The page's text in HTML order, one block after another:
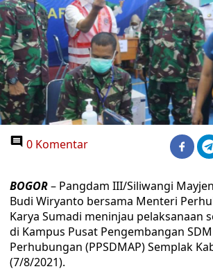
0 Komentar
BOGOR– Pangdam III/Siliwangi
Budi Wiryanto bersama Menteri
Karya Sumadi meninjau pelaksanaan
di Kampus Pusat Pengembangan
Perhubungan (PPSDMAP) Semplak
(7/8/2021).